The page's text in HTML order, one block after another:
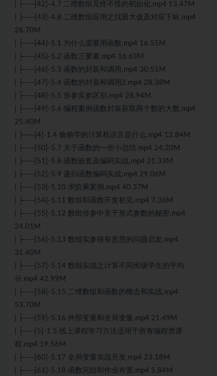
| ├──[42]-4.7 二维数组见怪不怪的初始化.mp4 13.47M
| ├──[43]-4.8 二维数组应用之找最大值及对应下标.mp4
28.70M
| ├──[44]-5.1 为什么需要用函数.mp4 16.55M
| ├──[45]-5.2 函数三要素.mp4 16.63M
| ├──[46]-5.3 函数的封装和调用.mp4 30.51M
| ├──[47]-5.4 函数的封装和调用2.mp4 28.38M
| ├──[48]-5.5 形参实参区别.mp4 28.94M
| ├──[49]-5.6 编程案例函数封装获取两个数的大数.mp4
25.40M
| ├──[4]-1.4 偷偷学的计算机语言是什么.mp4 12.84M
| ├──[50]-5.7 关于函数的一些小总结.mp4 24.20M
| ├──[51]-5.8 函数嵌套及编码实战.mp4 21.33M
| ├──[52]-5.9 递归函数编码实战.mp4 29.06M
| ├──[53]-5.10 求阶乘案例.mp4 40.37M
| ├──[54]-5.11 数组和函数开发初见.mp4 7.36M
| ├──[55]-5.12 数组传参中关于形式参数的秘密.mp4
24.01M
| ├──[56]-5.13 数组实参很有意思的问题启发.mp4
31.40M
| ├──[57]-5.14 数组实战之计算不同班级学生的平均
分.mp4 42.99M
| ├──[58]-5.15 二维数组和函数的概念和实战.mp4
53.70M
| ├──[59]-5.16 外部变量和全局变量.mp4 21.49M
| ├──[5]-1.5 线上课程学习方法适用于所有编程类课
程.mp4 19.56M
| ├──[60]-5.17 全局变量实战开发.mp4 23.18M
| ├──[61]-5.18 函数完结和作业布置.mp4 5.84M